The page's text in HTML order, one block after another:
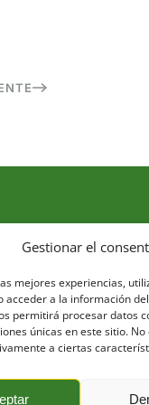
Gestionar el
mejores experiencias,
acceder a la información
permitirá procesar datos
únicas en este sitio.
a ciertas
legal Política